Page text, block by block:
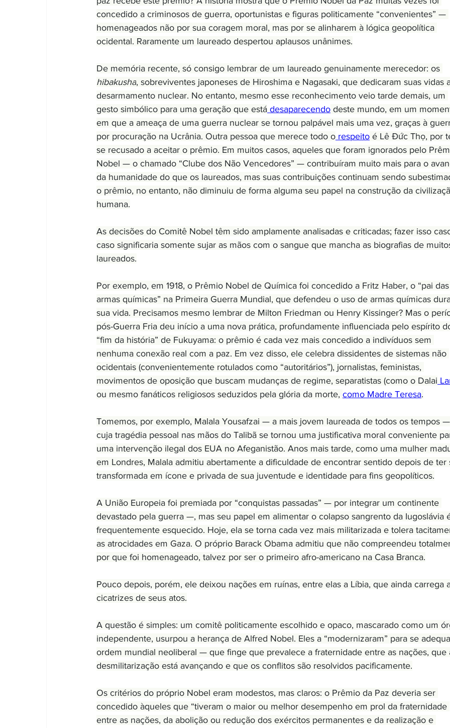
concedido a criminosos de guerra, oportunistas e figuras politicamente “convenientes” —
homenageados não por sua coragem moral, mas por se alinharem à lógica geopolítica
ocidental. Raramente um laureado despertou aplausos unânimes.
De memória recente, só consigo lembrar de um laureado genuinamente merecedor: os
hibakusha, sobreviventes japoneses de Hiroshima e Nagasaki, que dedicaram suas vidas
desarmamento nuclear. No entanto, mesmo esse reconhecimento veio tarde demais, um
gesto simbólico para uma geração que está desaparecendo deste mundo, em um
em que a ameaça de uma guerra nuclear se tornou palpável mais uma vez, graças à
por procuração na Ucrânia. Outra pessoa que merece todo o respeito é Lê Đức Thọ, por
se recusado a aceitar o prêmio. Em muitos casos, aqueles que foram ignorados pelo
Nobel — o chamado “Clube dos Não Vencedores” — contribuíram muito mais para o
da humanidade do que os laureados, mas suas contribuições continuam sendo
o prêmio, no entanto, não diminuiu de forma alguma seu papel na construção da
humana.
As decisões do Comitê Nobel têm sido amplamente analisadas e criticadas; fazer isso
caso significaria somente sujar as mãos com o sangue que mancha as biografias de
laureados.
Por exemplo, em 1918, o Prêmio Nobel de Química foi concedido a Fritz Haber, o “pai
armas químicas” na Primeira Guerra Mundial, que defendeu o uso de armas químicas
sua vida. Precisamos mesmo lembrar de Milton Friedman ou Henry Kissinger? Mas o
pós-Guerra Fria deu início a uma nova prática, profundamente influenciada pelo espírito
“fim da história” de Fukuyama: o prêmio é cada vez mais concedido a indivíduos sem
nenhuma conexão real com a paz. Em vez disso, ele celebra dissidentes de sistemas não
ocidentais (convenientemente rotulados como “autoritários”), jornalistas, feministas,
movimentos de oposição que buscam mudanças de regime, separatistas (como o Dalai
ou mesmo fanáticos religiosos seduzidos pela glória da morte, como Madre Teresa.
Tomemos, por exemplo, Malala Yousafzai — a mais jovem laureada de todos os tempos
cuja tragédia pessoal nas mãos do Talibã se tornou uma justificativa moral conveniente
uma intervenção ilegal dos EUA no Afeganistão. Anos mais tarde, como uma mulher
em Londres, Malala admitiu abertamente a dificuldade de encontrar sentido depois de
transformada em ícone e privada de sua juventude e identidade para fins geopolíticos.
A União Europeia foi premiada por “conquistas passadas” — por integrar um continente
devastado pela guerra —, mas seu papel em alimentar o colapso sangrento da Iugoslávia
frequentemente esquecido. Hoje, ela se torna cada vez mais militarizada e tolera
as atrocidades em Gaza. O próprio Barack Obama admitiu que não compreendeu
por que foi homenageado, talvez por ser o primeiro afro-americano na Casa Branca.
Pouco depois, porém, ele deixou nações em ruínas, entre elas a Líbia, que ainda carrega
cicatrizes de seus atos.
A questão é simples: um comitê politicamente escolhido e opaco, mascarado como um
independente, usurpou a herança de Alfred Nobel. Eles a “modernizaram” para se
ordem mundial neoliberal — que finge que prevalece a fraternidade entre as nações,
desmilitarização está avançando e que os conflitos são resolvidos pacificamente.
Os critérios do próprio Nobel eram modestos, mas claros: o Prêmio da Paz deveria ser
concedido àqueles que “tiveram o maior ou melhor desempenho em prol da fraternidade
entre as nações, da abolição ou redução dos exércitos permanentes e da realização e